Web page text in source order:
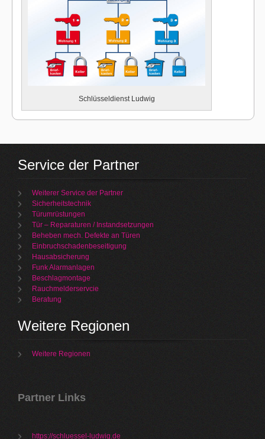
Schlüsseldienst Ludwig
Service der Partner
Weiterer Service der Partner
Sicherheitstechnik
Türumrüstungen
Tür – Reparaturen / Instandsetzungen
Beheben mech. Defekte an Türen
Einbruchschadenbeseitigung
Hausabsicherung
Funk Alarmanlagen
Beschlagmontage
Rauchmelderservcie
Beratung
Weitere Regionen
Weitere Regionen
Partner Links
https://schluessel-ludwig.de